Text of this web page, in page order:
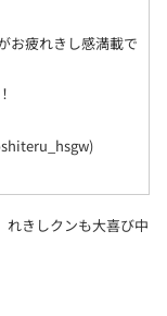
お疲れきし感満載で
れきしクンも大喜び中